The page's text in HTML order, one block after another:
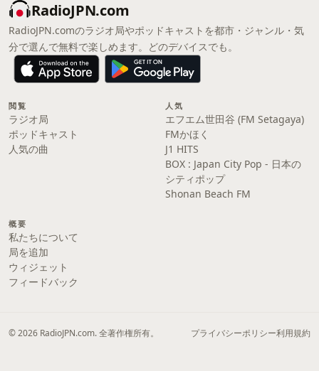
RadioJPN.com
RadioJPN.comのラジオ局やポッドキャストを都市・ジャンル・気
分で選んで無料で楽しめます。どのデバイスでも。
閲覧
ラジオ局
ポッドキャスト
人気の曲
人気
エフエム世田谷 (FM Setagaya)
FMかほく
J1 HITS
BOX : Japan City Pop - 日本の
シティポップ
Shonan Beach FM
概要
私たちについて
局を追加
ウィジェット
フィードバック
© 2026 RadioJPN.com. 全著作権所有。 プライバシーポリシー利用規約